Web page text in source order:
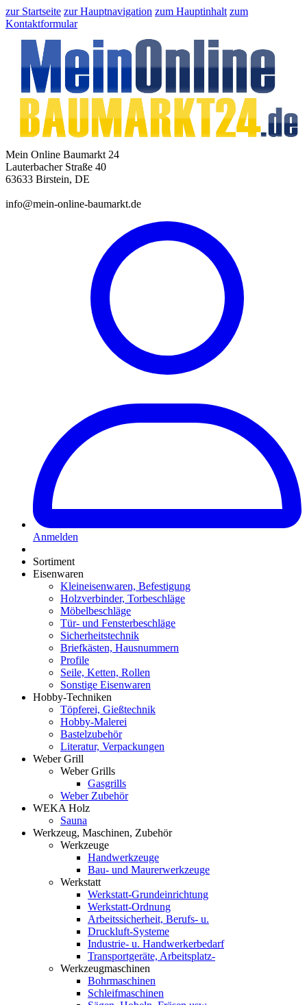
zur Startseite zur Hauptnavigation zum Hauptinhalt zum
Kontaktformular
Mein Online Baumarkt 24
Lauterbacher Straße 40
63633 Birstein, DE
info@mein-online-baumarkt.de
Anmelden
Sortiment
Eisenwaren
Kleineisenwaren, Befestigung
Holzverbinder, Torbeschläge
Möbelbeschläge
Tür- und Fensterbeschläge
Sicherheitstechnik
Briefkästen, Hausnummern
Profile
Seile, Ketten, Rollen
Sonstige Eisenwaren
Hobby-Techniken
Töpferei, Gießtechnik
Hobby-Malerei
Bastelzubehör
Literatur, Verpackungen
Weber Grill
Weber Grills
Gasgrills
Weber Zubehör
WEKA Holz
Sauna
Werkzeug, Maschinen, Zubehör
Werkzeuge
Handwerkzeuge
Bau- und Maurerwerkzeuge
Werkstatt
Werkstatt-Grundeinrichtung
Werkstatt-Ordnung
Arbeitssicherheit, Berufs- u.
Druckluft-Systeme
Industrie- u. Handwerkerbedarf
Transportgeräte, Arbeitsplatz-
Werkzeugmaschinen
Bohrmaschinen
Schleifmaschinen